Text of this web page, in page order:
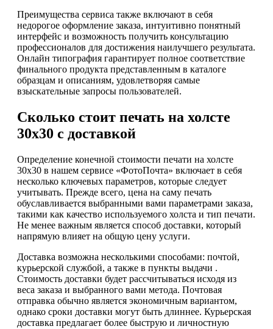
Преимущества сервиса также включают в себя
недорогое оформление заказа, интуитивно понятный
интерфейс и возможность получить консультацию
профессионалов для достижения наилучшего результата.
Онлайн типография гарантирует полное соответствие
финального продукта представленным в каталоге
образцам и описаниям, удовлетворяя самые
взыскательные запросы пользователей.
Сколько стоит печать на холсте
30х30 с доставкой
Определение конечной стоимости печати на холсте
30х30 в нашем сервисе «ФотоПочта» включает в себя
несколько ключевых параметров, которые следует
учитывать. Прежде всего, цена на саму печать
обуславливается выбранными вами параметрами заказа,
такими как качество используемого холста и тип печати.
Не менее важным является способ доставки, который
напрямую влияет на общую цену услуги.
Доставка возможна несколькими способами: почтой,
курьерской службой, а также в пункты выдачи .
Стоимость доставки будет рассчитываться исходя из
веса заказа и выбранного вами метода. Почтовая
отправка обычно является экономичным вариантом,
однако сроки доставки могут быть длиннее. Курьерская
доставка предлагает более быструю и личностную